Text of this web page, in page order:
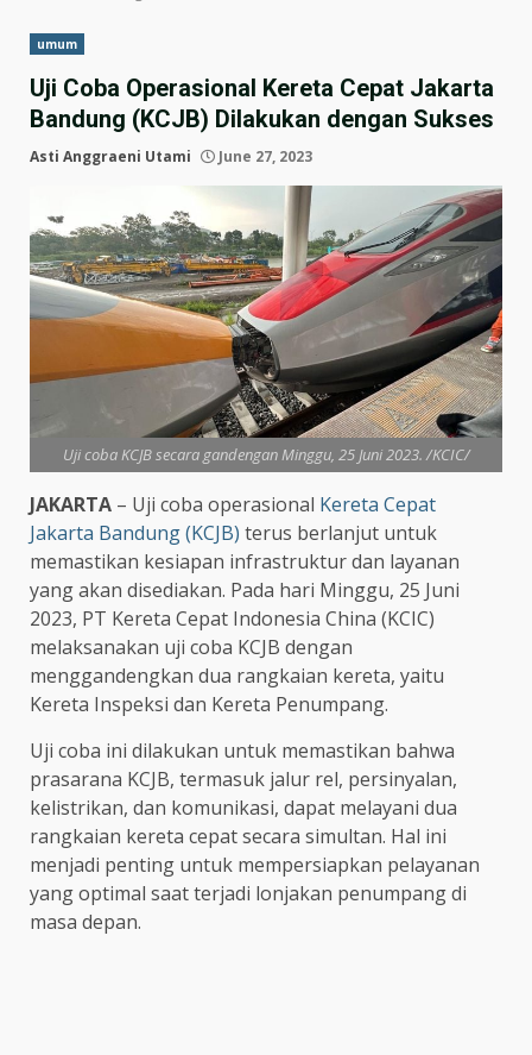
umum
Uji Coba Operasional Kereta Cepat Jakarta
Bandung (KCJB) Dilakukan dengan Sukses
Asti Anggraeni Utami June 27, 2023
Uji coba KCJB secara gandengan Minggu, 25 Juni 2023. /KCIC/
JAKARTA – Uji coba operasional Kereta Cepat
Jakarta Bandung (KCJB) terus berlanjut untuk
memastikan kesiapan infrastruktur dan layanan
yang akan disediakan. Pada hari Minggu, 25 Juni
2023, PT Kereta Cepat Indonesia China (KCIC)
melaksanakan uji coba KCJB dengan
menggandengkan dua rangkaian kereta, yaitu
Kereta Inspeksi dan Kereta Penumpang.
Uji coba ini dilakukan untuk memastikan bahwa
prasarana KCJB, termasuk jalur rel, persinyalan,
kelistrikan, dan komunikasi, dapat melayani dua
rangkaian kereta cepat secara simultan. Hal ini
menjadi penting untuk mempersiapkan pelayanan
yang optimal saat terjadi lonjakan penumpang di
masa depan.